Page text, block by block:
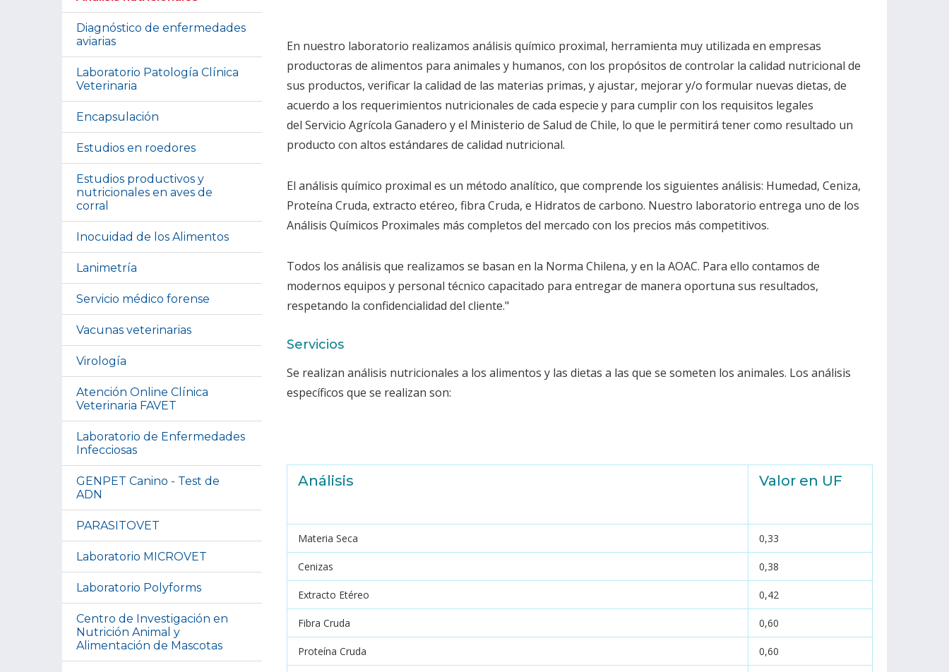
Diagnóstico de enfermedades
aviarias
Laboratorio Patología Clínica
Veterinaria
Encapsulación
Estudios en roedores
Estudios productivos y
nutricionales en aves de
corral
Inocuidad de los Alimentos
Lanimetría
Servicio médico forense
Vacunas veterinarias
Virología
Atención Online Clínica
Veterinaria FAVET
Laboratorio de Enfermedades
Infecciosas
GENPET Canino - Test de
ADN
PARASITOVET
Laboratorio MICROVET
Laboratorio Polyforms
Centro de Investigación en
Nutrición Animal y
Alimentación de Mascotas
En nuestro laboratorio realizamos análisis químico proximal, herramienta muy utilizada en empresas
productoras de alimentos para animales y humanos, con los propósitos de controlar la calidad nutricional de
sus productos, verificar la calidad de las materias primas, y ajustar, mejorar y/o formular nuevas dietas, de
acuerdo a los requerimientos nutricionales de cada especie y para cumplir con los requisitos legales
del Servicio Agrícola Ganadero y el Ministerio de Salud de Chile, lo que le permitirá tener como resultado un
producto con altos estándares de calidad nutricional.
El análisis químico proximal es un método analítico, que comprende los siguientes análisis: Humedad, Ceniza,
Proteína Cruda, extracto etéreo, fibra Cruda, e Hidratos de carbono. Nuestro laboratorio entrega uno de los
Análisis Químicos Proximales más completos del mercado con los precios más competitivos.
Todos los análisis que realizamos se basan en la Norma Chilena, y en la AOAC. Para ello contamos de
modernos equipos y personal técnico capacitado para entregar de manera oportuna sus resultados,
respetando la confidencialidad del cliente."
Servicios
Se realizan análisis nutricionales a los alimentos y las dietas a las que se someten los animales. Los análisis
específicos que se realizan son:
Análisis Valor en UF
Materia Seca 0,33
Cenizas 0,38
Extracto Etéreo 0,42
Fibra Cruda 0,60
Proteína Cruda 0,60